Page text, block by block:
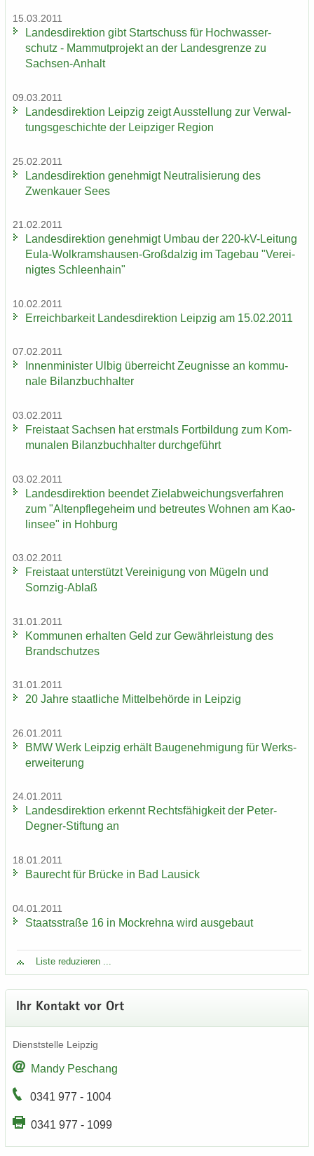
15.03.2011
Lan­des­di­rek­ti­on gibt Start­schuss für Hoch­was­ser­
schutz - Mam­mut­pro­jekt an der Lan­des­gren­ze zu
Sachsen-​Anhalt
09.03.2011
Lan­des­di­rek­ti­on Leip­zig zeigt Aus­stel­lung zur Ver­wal­
tungs­ge­schich­te der Leip­zi­ger Re­gi­on
25.02.2011
Lan­des­di­rek­ti­on ge­neh­migt Neu­tra­li­sie­rung des
Zwenkau­er Sees
21.02.2011
Lan­des­di­rek­ti­on ge­neh­migt Umbau der 220-​kV-Leitung
Eula-​Wolkramshausen-Großdalzig im Ta­ge­bau "Ver­ei­
nig­tes Schleen­hain"
10.02.2011
Er­reich­bar­keit Lan­des­di­rek­ti­on Leip­zig am 15.02.2011
07.02.2011
In­nen­mi­nis­ter Ulbig über­reicht Zeug­nis­se an kom­mu­
na­le Bi­lanz­buch­hal­ter
03.02.2011
Frei­staat Sach­sen hat erst­mals Fort­bil­dung zum Kom­
mu­na­len Bi­lanz­buch­hal­ter durch­ge­führt
03.02.2011
Lan­des­di­rek­ti­on be­en­det Ziel­ab­wei­chungs­ver­fah­ren
zum "Al­ten­pfle­ge­heim und be­treu­tes Woh­nen am Kao­
lin­see" in Hoh­burg
03.02.2011
Frei­staat un­ter­stützt Ver­ei­ni­gung von Mü­geln und
Sornzig-​Ablaß
31.01.2011
Kom­mu­nen er­hal­ten Geld zur Ge­währ­leis­tung des
Brand­schut­zes
31.01.2011
20 Jahre staat­li­che Mit­tel­be­hör­de in Leip­zig
26.01.2011
BMW Werk Leip­zig er­hält Bau­ge­neh­mi­gung für Werks­
er­wei­te­rung
24.01.2011
Lan­des­di­rek­ti­on er­kennt Rechts­fä­hig­keit der Peter-​
Degner-Stiftung an
18.01.2011
Bau­recht für Brü­cke in Bad Lau­sick
04.01.2011
Staats­stra­ße 16 in Mock­reh­na wird aus­ge­baut
Liste re­du­zie­ren ...
Ihr Kon­takt vor Ort
Dienst­stel­le Leip­zig
Mandy Peschang
0341 977 - 1004
0341 977 - 1099